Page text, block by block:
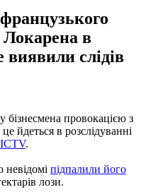
Локарена в
виявили слідів
бізнесмена провокацією з
йдеться в розслідуванні
ICTV.
невідомі підпалили його
лози.